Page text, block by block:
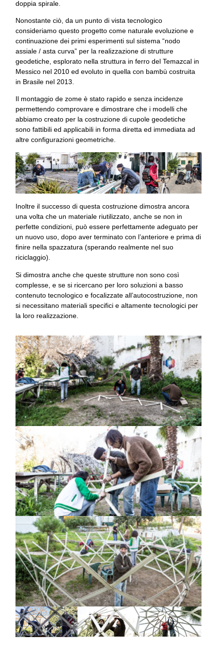
doppia spirale.
Nonostante ciò, da un punto di vista tecnologico
consideriamo questo progetto come naturale evoluzione e
continuazione dei primi esperimenti sul sistema “nodo
assiale / asta curva” per la realizzazione di strutture
geodetiche, esplorato nella struttura in ferro del Temazcal in
Messico nel 2010 ed evoluto in quella con bambù costruita
in Brasile nel 2013.
Il montaggio de zome è stato rapido e senza incidenze
permettendo comprovare e dimostrare che i modelli che
abbiamo creato per la costruzione di cupole geodetiche
sono fattibili ed applicabili in forma diretta ed immediata ad
altre configurazioni geometriche.
Inoltre il successo di questa costruzione dimostra ancora
una volta che un materiale riutilizzato, anche se non in
perfette condizioni, può essere perfettamente adeguato per
un nuovo uso, dopo aver terminato con l’anteriore e prima di
finire nella spazzatura (sperando realmente nel suo
riciclaggio).
Si dimostra anche che queste strutture non sono così
complesse, e se si ricercano per loro soluzioni a basso
contenuto tecnologico e focalizzate all’autocostruzione, non
si necessitano materiali specifici e altamente tecnologici per
la loro realizzazione.